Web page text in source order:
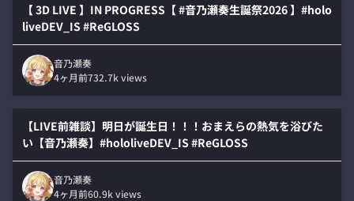
【 3D LIVE 】IN PROGRESS【 #音乃瀬奏生誕祭2026 】#holo
liveDEV_IS #ReGLOSS
音乃瀬奏
4ヶ月前732.7kviews
【LIVE前雑談】明日が誕生日！！！おまえらの熱気を浴びた
い【音乃瀬奏】#hololiveDEV_IS #ReGLOSS
音乃瀬奏
4ヶ月前60.9kviews